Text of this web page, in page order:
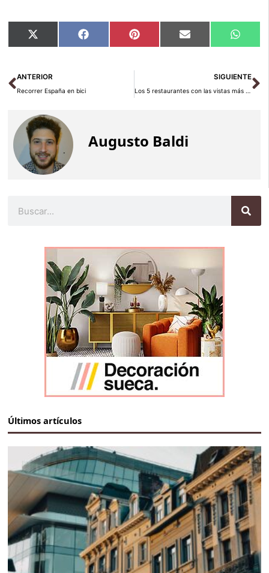
Compartir
en
X
(Twitter)
Compartir
en
Facebook Compartir
en
Pinterest Compartir
en
Email
en
Ant
ANTERIOR
Recorrer España en bici
SIGUIENTE
Los 5 restaurantes con las vistas más impresionantes
Augusto Baldi
Últimos artículos